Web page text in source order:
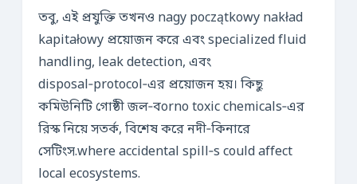
তবু, এই প্রযুক্তি তখনও nagy początkowy nakład
kapitałowy প্রয়োজন করে এবং specialized fluid
handling, leak detection, এবং
disposal‑protocol‑এর প্রয়োজন হয়। কিছু
কমিউনিটি গোষ্ঠী জল‑বorno toxic chemicals‑এর
রিস্ক নিয়ে সতর্ক, বিশেষ করে নদী‑কিনারে
সেটিংস.where accidental spill‑s could affect
local ecosystems.